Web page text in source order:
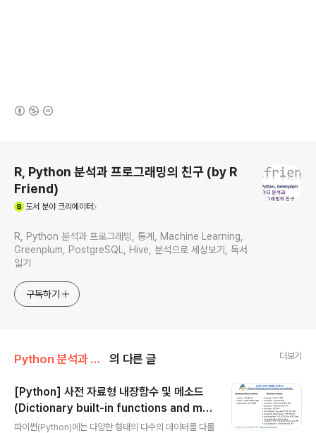
R, Python 분석과 프로그래밍의 친구 (by R
Friend)
도서 분야 크리에이터
R, Python 분석과 프로그래밍, 통계, Machine Learning,
Greenplum, PostgreSQL, Hive, 분석으로 세상보기, 독서
일기
구독하기
Python 분석과 프로그래밍/Python 설치 및 기본 사용법 의 다른 글 더보기
[Python] 사전 자료형 내장함수 및 메소드
(Dictionary built-in functions and met
hods)
파이썬(Python)에는 다양한 형태의 다수의 데이터를 다룰